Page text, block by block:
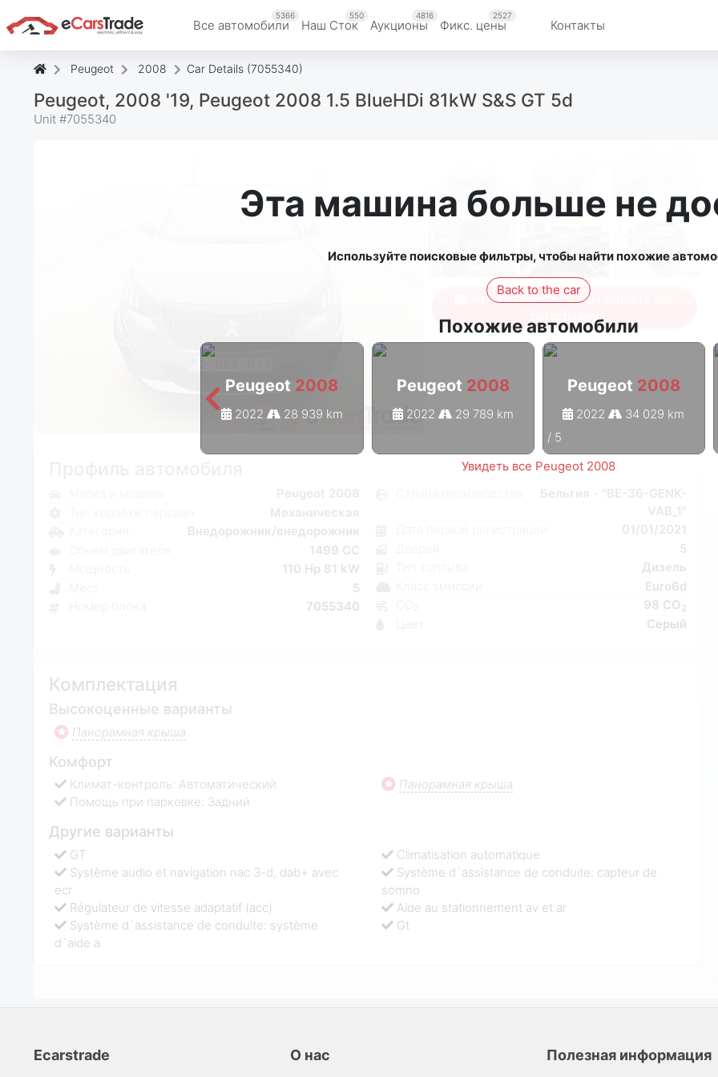
Все автомобили
5366
Наш Cток
550
Аукционы
4816
Фикс. цены
2527
Контакты
Peugeot 2008 Car Details (7055340)
Peugeot, 2008 '19, Peugeot 2008 1.5 BlueHDi 81kW S&S GT 5d
Unit #7055340
Эта машина больше не
Используйте поисковые фильтры, чтобы найти похожие
Back to the car
Похожие автомобили
Peugeot 2008
2022 28 939 km
Peugeot 2008
2022 29 789 km
Peugeot 2008
2022 34 029 km
/ 5
Увидеть все Peugeot 2008
Авторизуйтесь, чтобы увидеть все
фотографии
Механическая
Внедорожник/внедорожник
1499 CC
110 Hp 81 kW
5
7055340
VAB_1"
01/01/2021
5
Дизель
Euro6d
98 CO 2
Серый
Комплектация
Высокоценные варианты
Панорамная крыша
Комфорт
Климат-контроль: Автоматический
Панорамная крыша
Помощь при парковке: Задний
Другие варианты
GT
Système audio et navigation nac 3-d, dab+ avec
ecr
Climatisation automatique
Système d`assistance de conduite: capteur de
somno
Régulateur de vitesse adaptatif (acc)
Système d`assistance de conduite: système
d`aide a
Aide au stationnement av et ar
Gt
Ecarstrade О нас Полезная информация